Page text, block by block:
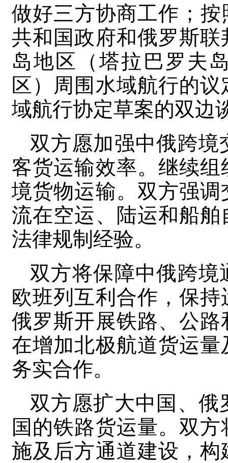
做好三方协商工作；按
共和国政府和俄罗斯
岛地区（塔拉巴罗夫
区）周围水域航行的
域航行协定草案的双边
双方愿加强中俄跨
客货运输效率。继续
境货物运输。双方强
流在空运、陆运和船
法律规制经验。
双方将保障中俄跨
欧班列互利合作，保
俄罗斯开展铁路、公
在增加北极航道货运
务实合作。
双方愿扩大中国、
国的铁路货运量。双
施及后方通道建设，